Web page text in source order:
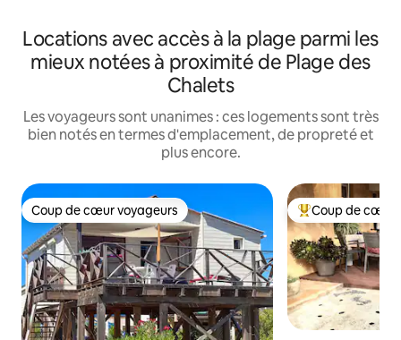
Locations avec accès à la plage parmi les
mieux notées à proximité de Plage des
Chalets
Les voyageurs sont unanimes : ces logements sont très
bien notés en termes d'emplacement, de propreté et
plus encore.
Coup de cœur voyageurs
Coup de cœur voyageurs Coups de cœur
Coup de cœur